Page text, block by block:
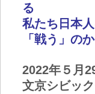
る
私たち日本
「戦う」の
2022年５月
文京シビッ